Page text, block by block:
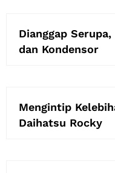
Dianggap
dan Kondensor
Mengintip
Daihatsu Rocky